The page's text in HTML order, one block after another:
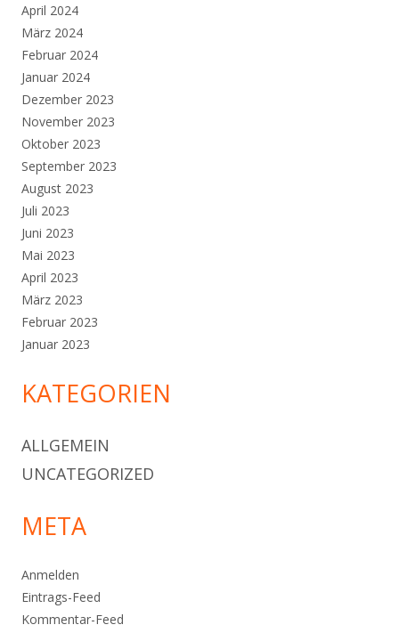
April 2024
März 2024
Februar 2024
Januar 2024
Dezember 2023
November 2023
Oktober 2023
September 2023
August 2023
Juli 2023
Juni 2023
Mai 2023
April 2023
März 2023
Februar 2023
Januar 2023
KATEGORIEN
ALLGEMEIN
UNCATEGORIZED
META
Anmelden
Eintrags-Feed
Kommentar-Feed